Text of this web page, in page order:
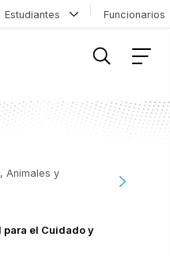
Estudiantes
Animales y
para el Cuidado y